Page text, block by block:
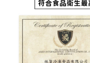
【注意事項】
易，需依本服務之必要範圍
權轉讓予恩沛科技股份有限
２．關於個人資料處理事宜
https://aftee.tw/terms/
３．未成年的使用者請事先
每筆NT$250，滿
離島冷凍宅配(配送時間
每筆NT$400，滿
冷凍貨到付款（配送時間